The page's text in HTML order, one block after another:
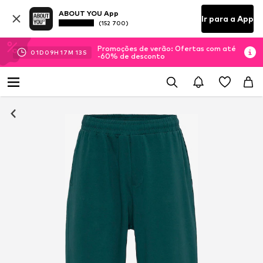
ABOUT YOU App
(152 700) Ir para a App
01D 09H 17M 13 S
Promoções de verão: Ofertas com até
-60% de desconto